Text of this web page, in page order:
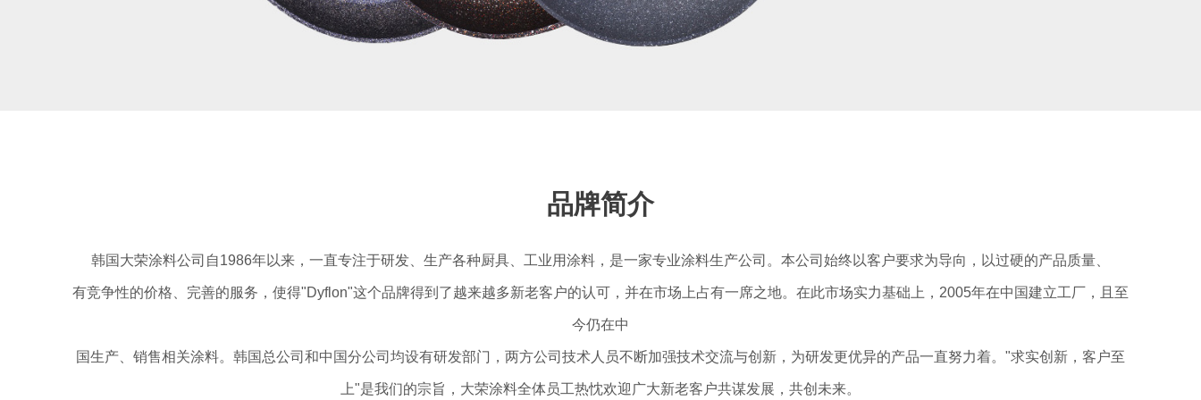
品牌简介
韩国大荣涂料公司自1986年以来，一直专注于研发、生产各种厨具、工业用涂料，是一家专业涂料生产公司。本公司始终以客户要求为导向，以过硬的产品质量、
有竞争性的价格、完善的服务，使得"Dyflon"这个品牌得到了越来越多新老客户的认可，并在市场上占有一席之地。在此市场实力基础上，2005年在中国建立工厂，且至
今仍在中
国生产、销售相关涂料。韩国总公司和中国分公司均设有研发部门，两方公司技术人员不断加强技术交流与创新，为研发更优异的产品一直努力着。"求实创新，客户至
上"是我们的宗旨，大荣涂料全体员工热忱欢迎广大新老客户共谋发展，共创未来。